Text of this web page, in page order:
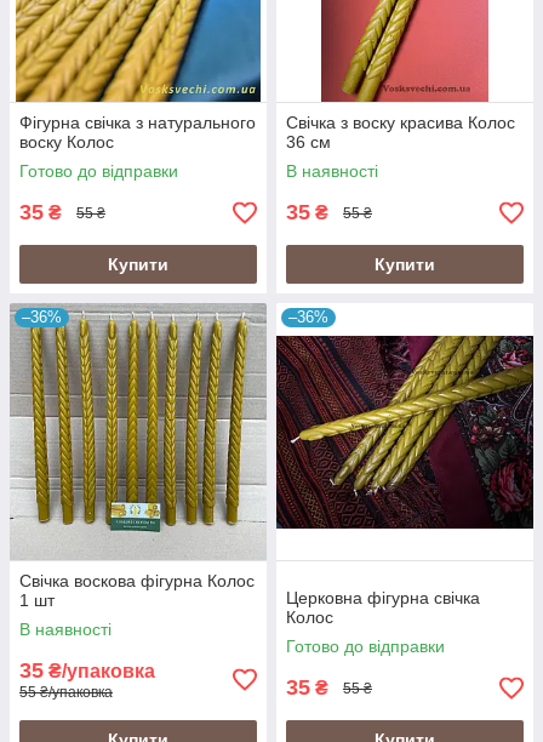
Фігурна свічка з натурального
воску Колос
Готово до відправки
35 ₴ 55 ₴
Купити
Свічка з воску красива Колос
36 см
В наявності
35 ₴ 55 ₴
Купити
–36%
Свічка воскова фігурна Колос
1 шт
В наявності
35 ₴/упаковка
55 ₴/упаковка
–36%
Церковна фігурна свічка
Колос
Готово до відправки
35 ₴ 55 ₴